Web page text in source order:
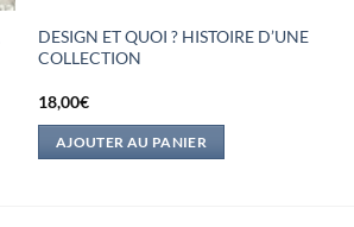
DESIGN ET QUOI ? HISTOIRE D’UNE
COLLECTION
18,00€
AJOUTER AU PANIER